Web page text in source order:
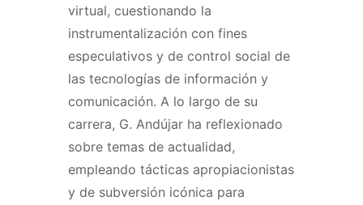
virtual, cuestionando la
instrumentalización con fines
especulativos y de control social de
las tecnologías de información y
comunicación. A lo largo de su
carrera, G. Andújar ha reflexionado
sobre temas de actualidad,
empleando tácticas apropiacionistas
y de subversión icónica para